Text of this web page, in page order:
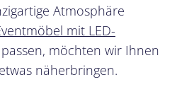
Atmosphäre
mit LED-
möchten wir Ihnen
näherbringen.